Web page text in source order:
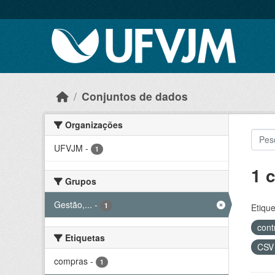
Conjuntos de dados
Organizações
UFVJM - 1
Grupos
Gestão,... - 1
Etiquetas
compras - 1
1